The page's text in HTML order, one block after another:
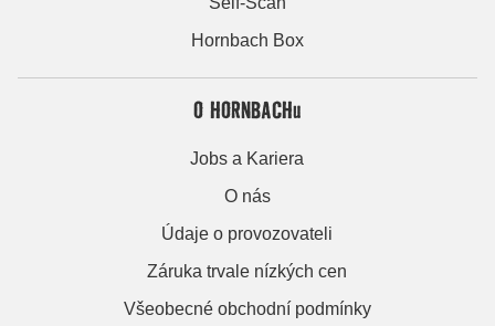
Hornbach Box
O HORNBACHu
Jobs a Kariera
O nás
Údaje o provozovateli
Záruka trvale nízkých cen
Všeobecné obchodní podmínky